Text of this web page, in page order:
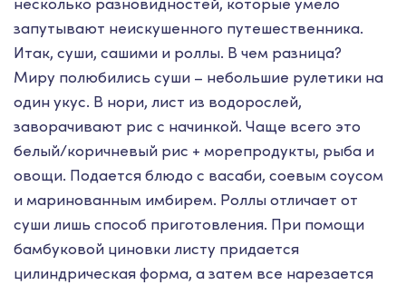
запутывают неискушенного путешественника.
Итак, суши, сашими и роллы. В чем разница?
Миру полюбились суши – небольшие рулетики на
один укус. В нори, лист из водорослей,
заворачивают рис с начинкой. Чаще всего это
белый/коричневый рис + морепродукты, рыба и
овощи. Подается блюдо с васаби, соевым соусом
и маринованным имбирем. Роллы отличает от
суши лишь способ приготовления. При помощи
бамбуковой циновки листу придается
цилиндрическая форма, а затем все нарезается